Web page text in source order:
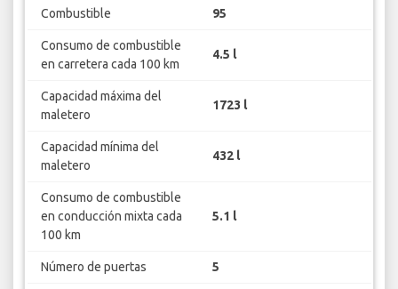
Combustible 95
Consumo de combustible
en carretera cada 100 km
4.5 l
Capacidad máxima del
maletero
1723 l
Capacidad mínima del
maletero
432 l
Consumo de combustible
en conducción mixta cada
100 km
5.1 l
Número de puertas 5